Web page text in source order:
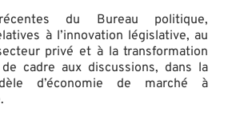
du Bureau politique,
à l’innovation législative, au
privé et à la transformation
cadre aux discussions, dans la
d’économie de marché à